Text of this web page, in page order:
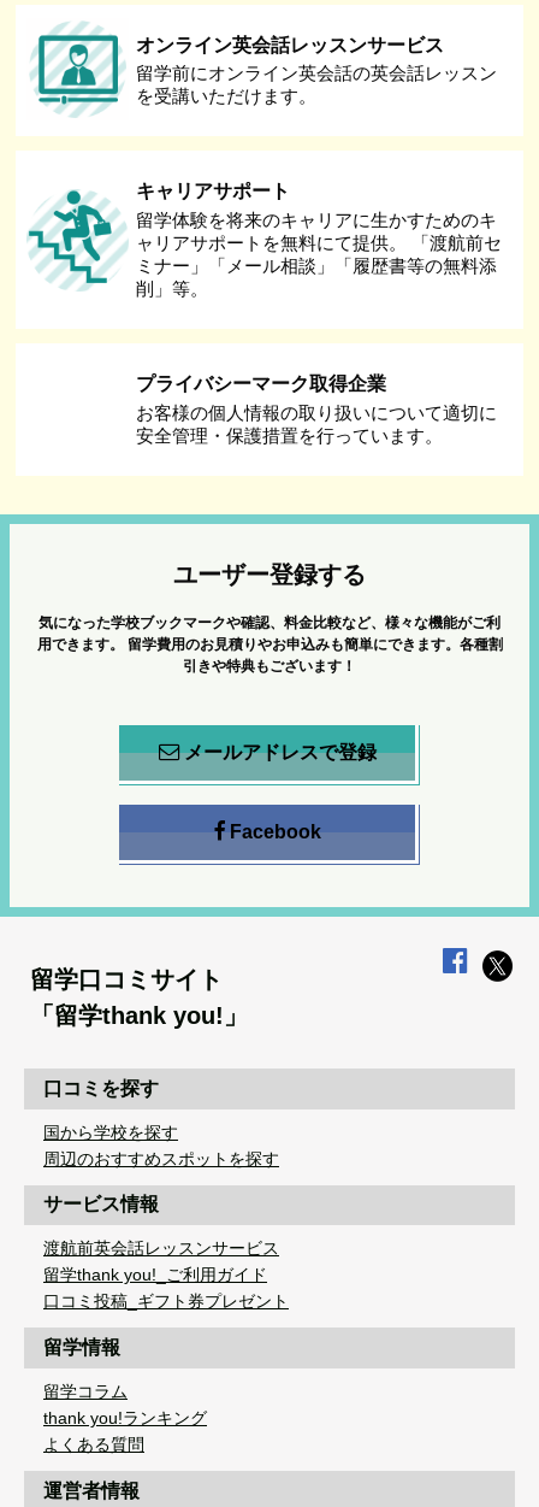
オンライン英会話レッスンサービス
留学前にオンライン英会話の英会話レッスン
を受講いただけます。
キャリアサポート
留学体験を将来のキャリアに生かすためのキ
ャリアサポートを無料にて提供。 「渡航前セ
ミナー」「メール相談」「履歴書等の無料添
削」等。
プライバシーマーク取得企業
お客様の個人情報の取り扱いについて適切に
安全管理・保護措置を行っています。
ユーザー登録する
気になった学校ブックマークや確認、料金比較など、様々な機能がご利
用できます。
留学費用のお見積りやお申込みも簡単にできます。各種割
引きや特典もございます！
メールアドレスで登録
Facebook
留学口コミサイト
「留学thank you!」
口コミを探す
国から学校を探す
周辺のおすすめスポットを探す
サービス情報
渡航前英会話レッスンサービス
留学thank you!_ご利用ガイド
口コミ投稿_ギフト券プレゼント
留学情報
留学コラム
thank you!ランキング
よくある質問
運営者情報